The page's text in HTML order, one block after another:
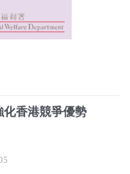
香港競爭優勢